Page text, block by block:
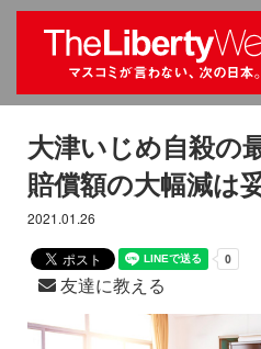
大津いじめ自殺の
賠償額の大幅減は
2021.01.26
友達に教える